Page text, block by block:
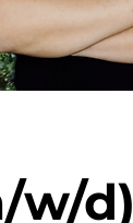
w/d)